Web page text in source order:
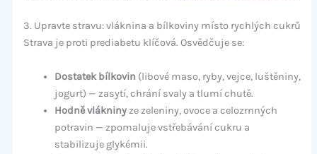
3. Upravte stravu: vláknina a bílkoviny místo rychlých cukrů
Strava je proti prediabetu klíčová. Osvědčuje se:
Dostatek bílkovin (libové maso, ryby, vejce, luštěniny,
jogurt) — zasytí, chrání svaly a tlumí chutě.
Hodně vlákninyze zeleniny, ovoce a celozrnných
potravin — zpomaluje vstřebávání cukru a
stabilizuje glykémii.